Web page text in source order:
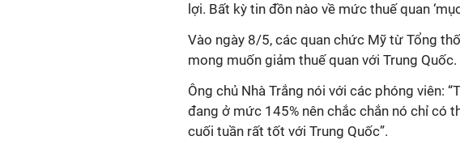
lợi. Bất kỳ tin đồn nào về mức thuế quan
Vào ngày 8/5, các quan chức Mỹ từ Tổng
mong muốn giảm thuế quan với Trung Quốc.
Ông chủ Nhà Trắng nói với các phóng viên:
đang ở mức 145% nên chắc chắn nó chỉ có
cuối tuần rất tốt với Trung Quốc”.